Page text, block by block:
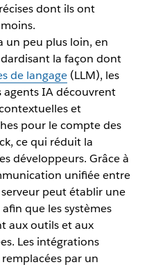
dont ils ont
un peu plus loin, en
la façon dont
de langage(LLM), les
agents IA découvrent
et
pour le compte des
ce qui réduit la
développeurs. Grâce à
unifiée entre
serveur peut établir une
que les systèmes
aux outils et aux
Les intégrations
par un